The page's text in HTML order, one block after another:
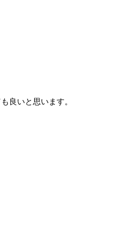
良いと思います。